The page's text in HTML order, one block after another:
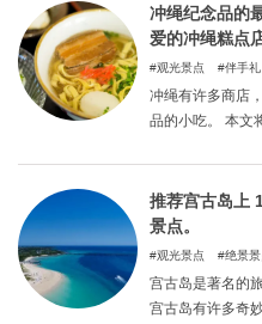
它们都具有良好
冲绳纪念品的
爱的冲绳糕点
观光景点 伴手礼
冲绳有许多商店
品的小吃。 本文
内有冲绳久负盛
推荐宫古岛上
景点。
观光景点 绝景景
宫古岛是著名的
宫古岛有许多奇